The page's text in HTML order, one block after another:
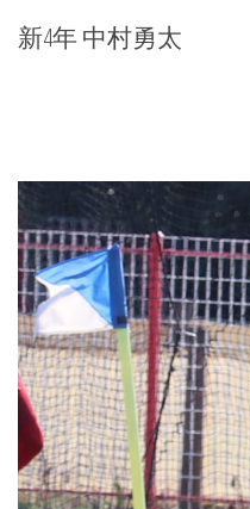
新4年 中村勇太